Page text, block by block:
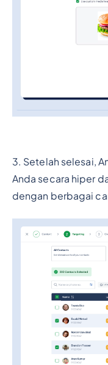
3. Setelah selesai,
Anda secara hiper
dengan berbagai